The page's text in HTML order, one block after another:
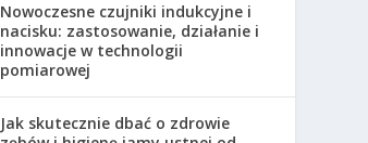
Nowoczesne czujniki indukcyjne i
nacisku: zastosowanie, działanie i
innowacje w technologii
pomiarowej
Jak skutecznie dbać o zdrowie